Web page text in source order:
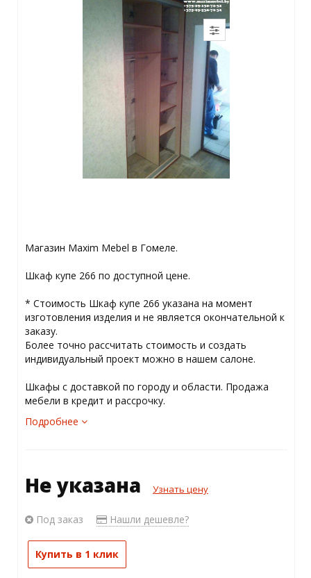
Магазин Maxim Mebel в Гомеле.
Шкаф купе 266 по доступной цене.
* Стоимость Шкаф купе 266 указана на момент
изготовления изделия и не является окончательной к
заказу.
Более точно рассчитать стоимость и создать
индивидуальный проект можно в нашем салоне.
Шкафы с доставкой по городу и области. Продажа
мебели в кредит и рассрочку.
Подробнее
Не указана Узнать цену
Под заказ Нашли дешевле?
Купить в 1 клик